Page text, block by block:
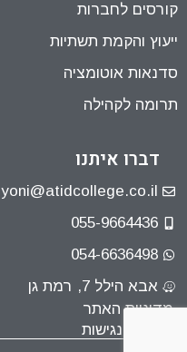
קורסים לחברות
ייעוץ והקמת תשתיות
סדנאות אוטומציה
תרומה לקהילה
דברו איתנו
yoni@atidcollege.co.il
055-9664436
054-6636498
אבא הילל 7, רמת גן
מדיניות האתר
הצהרת נגישות